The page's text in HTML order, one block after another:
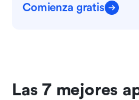
Comienza gratis
Las 7 mejores